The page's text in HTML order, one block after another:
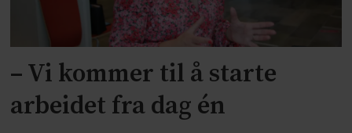
– Vi kommer til å starte
arbeidet fra dag én